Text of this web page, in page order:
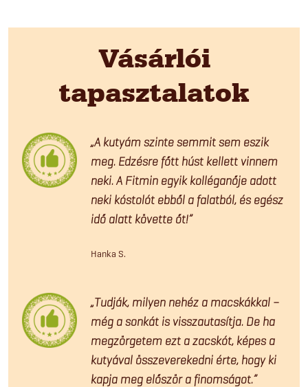
Vásárlói
tapasztalatok
„A kutyám szinte semmit sem eszik
meg. Edzésre főtt húst kellett vinnem
neki. A Fitmin egyik kolléganője adott
neki kóstolót ebből a falatból, és egész
idő alatt követte őt!”
Hanka S.
„Tudják, milyen nehéz a macskákkal –
még a sonkát is visszautasítja. De ha
megzörgetem ezt a zacskót, képes a
kutyával összeverekedni érte, hogy ki
kapja meg először a finomságot.”